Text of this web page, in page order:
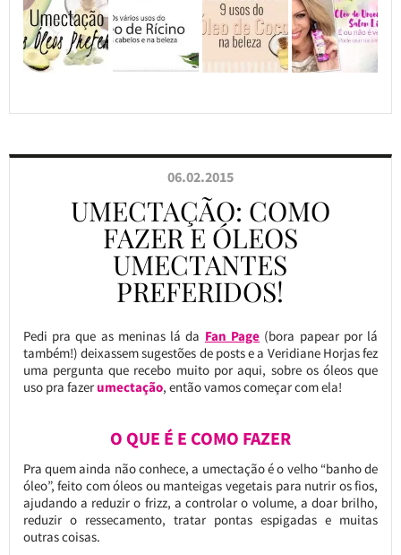
06.02.2015
UMECTAÇÃO: COMO
FAZER E ÓLEOS
UMECTANTES
PREFERIDOS!
Pedi pra que as meninas lá da Fan Page (bora papear por lá
também!) deixassem sugestões de posts e a Veridiane Horjas fez
uma pergunta que recebo muito por aqui, sobre os óleos que
uso pra fazerumectação, então vamos começar com ela!
O QUE É E COMO FAZER
Pra quem ainda não conhece, a umectação é o velho “banho de
óleo”, feito com óleos ou manteigas vegetais para nutrir os fios,
ajudando a reduzir o frizz, a controlar o volume, a doar brilho,
reduzir o ressecamento, tratar pontas espigadas e muitas
outras coisas.